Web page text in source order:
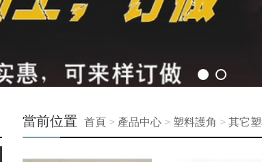
當前位置 首頁> 產品中心> 塑料護角 > 其它